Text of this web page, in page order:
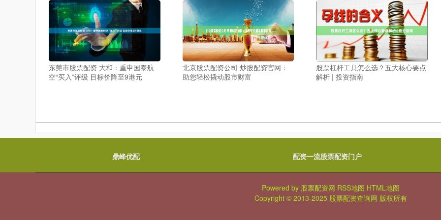
东莞市股票配资 大和：重申国泰航
空“买入”评级 目标价降至9港元
北京股票配资公司 炒股配资官网：
助您轻松撬动股市财富
股票杠杆工具怎么选？五大核心要点
解析 | 投资指南
鼎峰优配 配资一流股票配资门户
Powered by 股票配资网 RSS地图 HTML地图
Copyright © 2013-2025 股票配资查询网 版权所有